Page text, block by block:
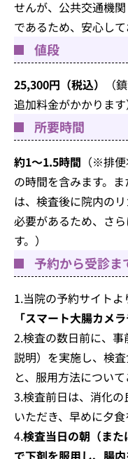
せんが、公共交通機
であるため、安心して
値段
25,300円（税込） （
追加料金がかかります
所要時間
約1～1.5時間 （※排
の時間を含みます。
は、検査後に院内の
必要があるため、さ
す。）
予約から受診ま
1.当院の予約サイトよ
「スマート大腸カメラ
2.検査の数日前に、
説明）を実施し、検
と、服用方法について
3.検査前日は、消化
いただき、早めに夕
4.検査当日の朝（ま
で下剤を服用し、腸内